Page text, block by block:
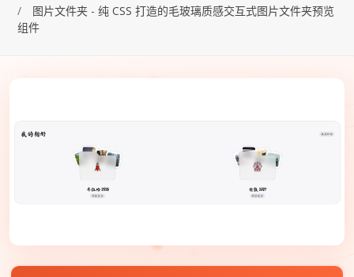
图片文件夹 - 纯 CSS 打造的毛玻璃质感交互式图片文件夹预览
组件